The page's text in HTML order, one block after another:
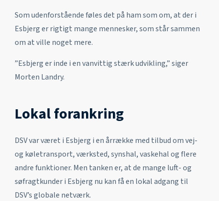
Som udenforstående føles det på ham som om, at der i
Esbjerg er rigtigt mange mennesker, som står sammen
om at ville noget mere.
”Esbjerg er inde i en vanvittig stærk udvikling,” siger
Morten Landry.
Lokal forankring
DSV var været i Esbjerg i en årrække med tilbud om vej-
og køletransport, værksted, synshal, vaskehal og flere
andre funktioner. Men tanken er, at de mange luft- og
søfragtkunder i Esbjerg nu kan få en lokal adgang til
DSV’s globale netværk.